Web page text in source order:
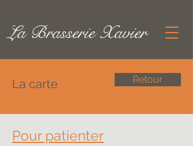
La Brasserie Xavier
La carte Retour
Pour patienter